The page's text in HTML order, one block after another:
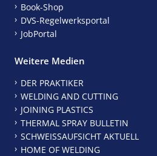
Book-Shop
DVS-Regelwerksportal
JobPortal
Weitere Medien
DER PRAKTIKER
WELDING AND CUTTING
JOINING PLASTICS
THERMAL SPRAY BULLETIN
SCHWEISSAUFSICHT AKTUELL
HOME OF WELDING